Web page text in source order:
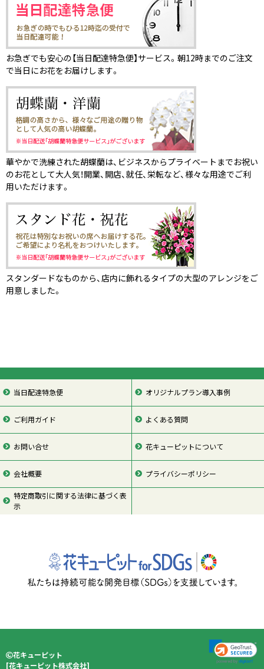
お急ぎでも安心の【当日配達特急便】サービス。朝12時までのご注文
で当日にお花をお届けします。
華やかで洗練された胡蝶蘭は、ビジネスからプライベートまでお祝い
のお花として大人気！開業、開店、就任、栄転など、様々な用途でご利
用いただけます。
スタンダードなものから、店内に飾れるタイプの大型のアレンジをご
用意しました。
当日配達特急便 オリジナルプラン導入事例
ご利用ガイド よくある質問
お問い合せ 花キューピットについて
会社概要 プライバシーポリシー
特定商取引に関する法律に基づく表
示
花キューピット
[花キューピット株式会社]
ページの先頭